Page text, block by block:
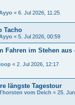
« 6. Jul 2026, 11:25
Tacho
« 5. Jul 2026, 00:59
Fahren im Stehen aus
« 2. Jul 2026, 12:17
längste Tagestour
vom Deich « 25.